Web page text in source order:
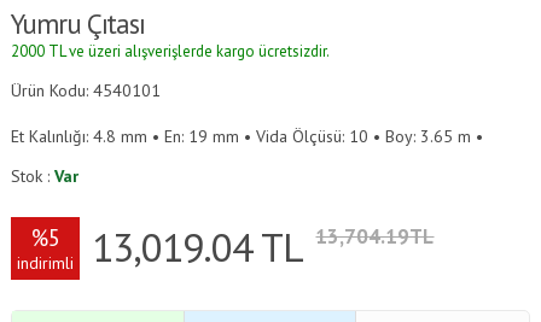
Yumru Çıtası
2000 TL ve üzeri alışverişlerde kargo ücretsizdir.
Ürün Kodu: 4540101
Et Kalınlığı: 4.8 mm • En: 19 mm • Vida Ölçüsü: 10 • Boy: 3.65 m •
Stok :Var
%5
indirimli 13,019.04TL 13,704.19TL